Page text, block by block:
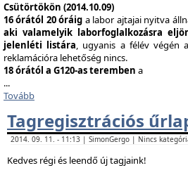
Csütörtökön (2014.10.09)
16 órától 20 óráig a labor ajtajai nyitva
aki valamelyik laborfoglalkozásra
jelenléti listára, ugyanis a félév végén
reklamációra lehetőség nincs.
18 órától a G120-as teremben a
...
Tovább
Tagregisztrációs
2014. 09. 11. - 11:13 | SimonGergo | Nincs
Kedves régi és leendő új tagjaink!